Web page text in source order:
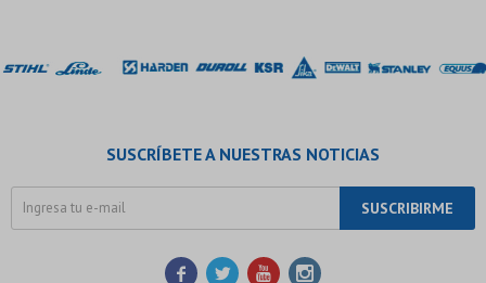
SUSCRÍBETE A NUESTRAS NOTICIAS
SUSCRIBIRME
   